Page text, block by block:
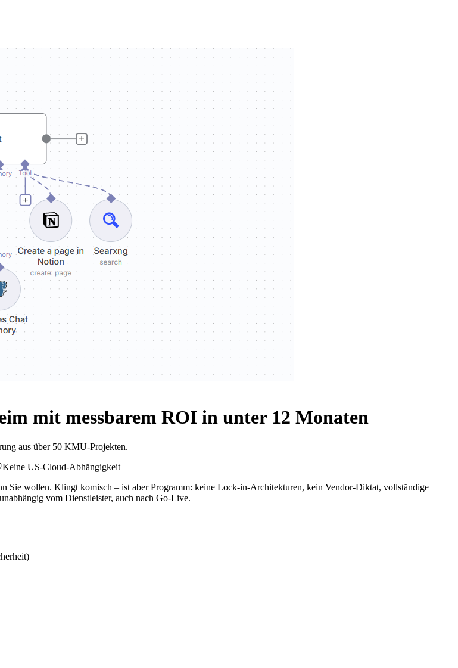
mit messbarem ROI in unter 12 Monaten
aus über 50 KMU-Projekten.
Keine US-Cloud-Abhängigkeit
Sie wollen. Klingt komisch – ist aber Programm: keine Lock-in-Architekturen, kein Vendor-Diktat, vollständige
vom Dienstleister, auch nach Go-Live.